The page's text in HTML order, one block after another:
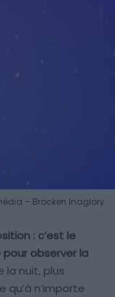
– Brocken Inaglory
: c’est le
observer la
la nuit, plus
qu’à n’importe